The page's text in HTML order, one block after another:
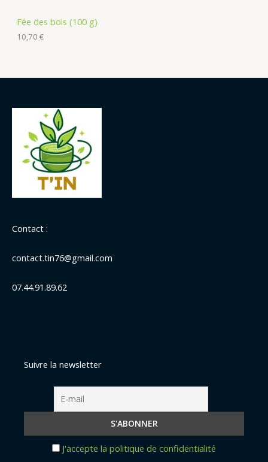
Fée des bois (100 g)
10,70 €
Contact :
contact.tin76@gmail.com
07.44.91.89.62
Suivre la newsletter
J'accepte la politique de confidentialité